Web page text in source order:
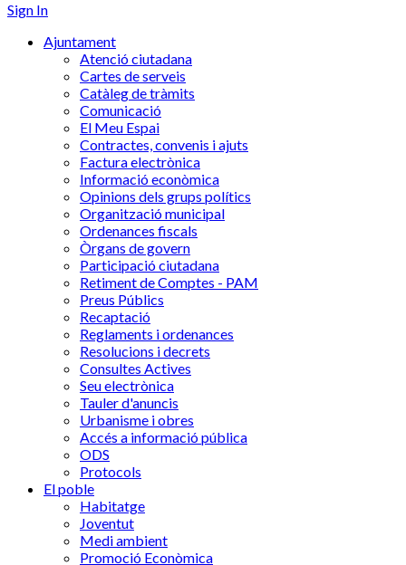
Sign In
Ajuntament
Atenció ciutadana
Cartes de serveis
Catàleg de tràmits
Comunicació
El Meu Espai
Contractes, convenis i ajuts
Factura electrònica
Informació econòmica
Opinions dels grups polítics
Organització municipal
Ordenances fiscals
Òrgans de govern
Participació ciutadana
Retiment de Comptes - PAM
Preus Públics
Recaptació
Reglaments i ordenances
Resolucions i decrets
Consultes Actives
Seu electrònica
Tauler d'anuncis
Urbanisme i obres
Accés a informació pública
ODS
Protocols
El poble
Habitatge
Joventut
Medi ambient
Promoció Econòmica